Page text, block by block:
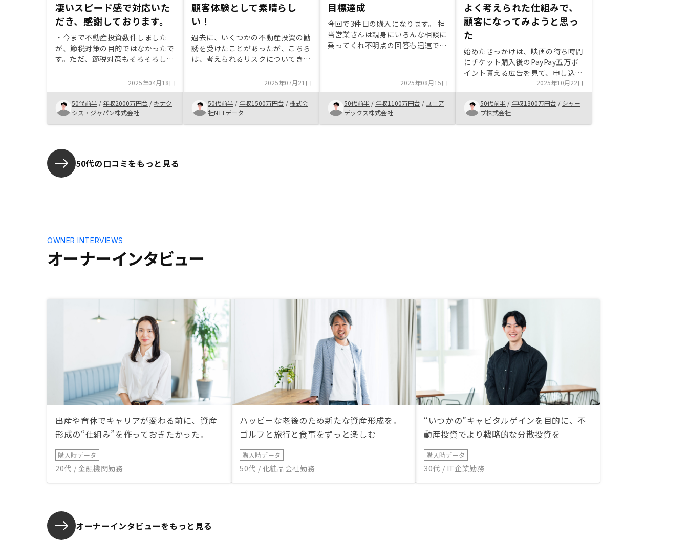
凄いスピード感で対応いた
だき、感謝しております。
・今まで不動産投資数件しました
が、節税対策の目的ではなかったで
す。ただ、節税対策もそろそろしな
で、今回の機にご説明いただいて、
本来やりたかった投資はできるかと
思い、決めました。 ・今給料の水
準や、年齢に合わせてローン金額は
高く申請できますが、将来は条件変
１つの決め手です。
2025年04月18日
50代前半 / 年収2000万円台 / キナク
シス・ジャパン株式会社
顧客体験として素晴らし
い！
過去に、いくつかの不動産投資の勧
誘を受けたことがあったが、こちら
は、考えられるリスクについてきち
でもリスクとして顕在化する可能性
があるものについても説明をしてい
ただけたので、きちんとリスクを把
握したうえで、進めることができ
た。なによりも顧客を大事にしてい
2025年07月21日
50代前半 / 年収1500万円台 /株式会
社NTTデータ
目標達成
今回で3件目の購入になります。 担
当営業さんは親身にいろんな相談に
乗ってくれ不明点の回答も迅速で非
応、目標件数に到達したので今後は
出口戦略も含めて引き続き相談した
いです
2025年08月15日
50代前半 / 年収1100万円台 / ユニア
デックス株式会社
よく考えられた仕組みで、
顧客になってみようと思っ
た
始めたきっかけは、映画の待ち時間
にチケット購入後のPayPay五万ポ
イント貰える広告を見て、申し込み
をした事です。 税金を多く払って
ると感じながら上手く節税する手段
も知らなかったこと、また、以前所
有していた家を貸して、売って儲か
ったこと、ただ管理や手続きが非常
2025年10月22日
50代前半 / 年収1300万円台 / シャー
プ株式会社
50代の口コミをもっと見る
オーナーインタビュー
OWNER INTERVIEWS
出産や育休でキャリアが変わる前に、資産
形成の“仕組み”を作っておきたかった。
購入時データ
20代 / 金融機関勤務
ハッピーな老後のため新たな資産形成を。
ゴルフと旅行と食事をずっと楽しむ
購入時データ
50代 / 化粧品会社勤務
“いつかの”キャピタルゲインを目的に、不
動産投資でより戦略的な分散投資を
購入時データ
30代 / IT企業勤務
オーナーインタビューをもっと見る